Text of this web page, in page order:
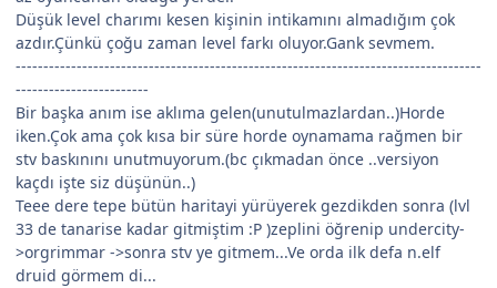
Düşük level charımı kesen kişinin intikamını almadığım çok
azdır.Çünkü çoğu zaman level farkı oluyor.Gank sevmem.
------------------------------------------------------------------------------------
------------------------
Bir başka anım ise aklıma gelen(unutulmazlardan..)Horde
iken.Çok ama çok kısa bir süre horde oynamama rağmen bir
stv baskınını unutmuyorum.(bc çıkmadan önce ..versiyon
kaçdı işte siz düşünün..)
Teee dere tepe bütün haritayi yürüyerek gezdikden sonra (lvl
33 de tanarise kadar gitmiştim :P )zeplini öğrenip undercity-
>orgrimmar ->sonra stv ye gitmem...Ve orda ilk defa n.elf
druid görmem di...